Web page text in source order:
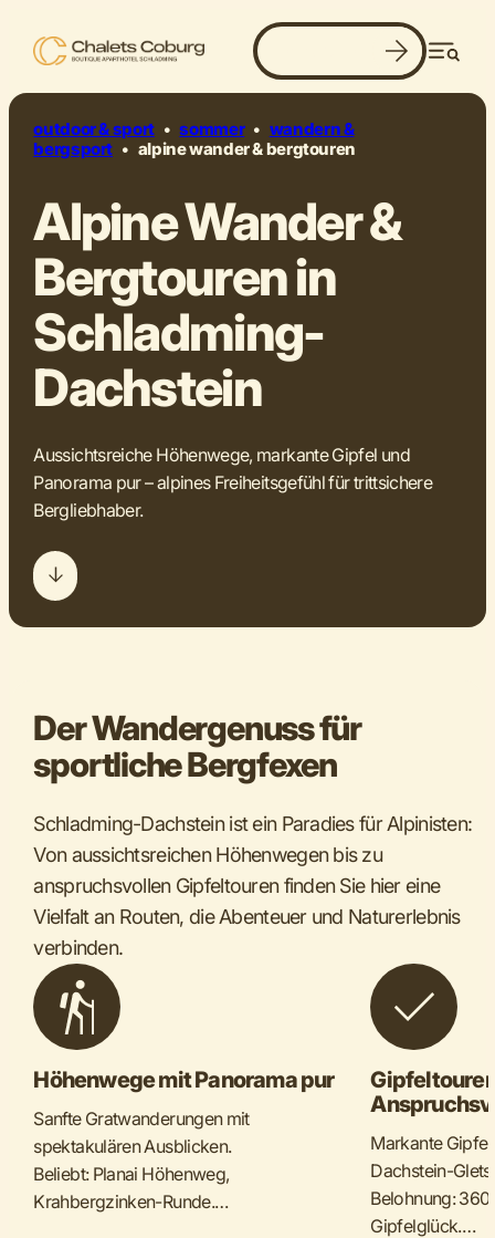
outdoor & sport • sommer • wandern &
bergsport • alpine wander & bergtouren
Alpine Wander &
Bergtouren in
Schladming-
Dachstein
Aussichtsreiche Höhenwege, markante Gipfel und
Panorama pur – alpines Freiheitsgefühl für trittsichere
Bergliebhaber.
aussicht. weite. freiheit.
Der Wandergenuss für
sportliche Bergfexen
Schladming-Dachstein ist ein Paradies für Alpinisten:
Von aussichtsreichen Höhenwegen bis zu
anspruchsvollen Gipfeltouren finden Sie hier eine
Vielfalt an Routen, die Abenteuer und Naturerlebnis
verbinden.
Höhenwege mit Panorama pur
Sanfte Gratwanderungen mit
spektakulären Ausblicken.
Beliebt: Planai Höhenweg,
Krahbergzinken-Runde.
Markante
Dachstein-
Belohnung:
Gipfelglück.